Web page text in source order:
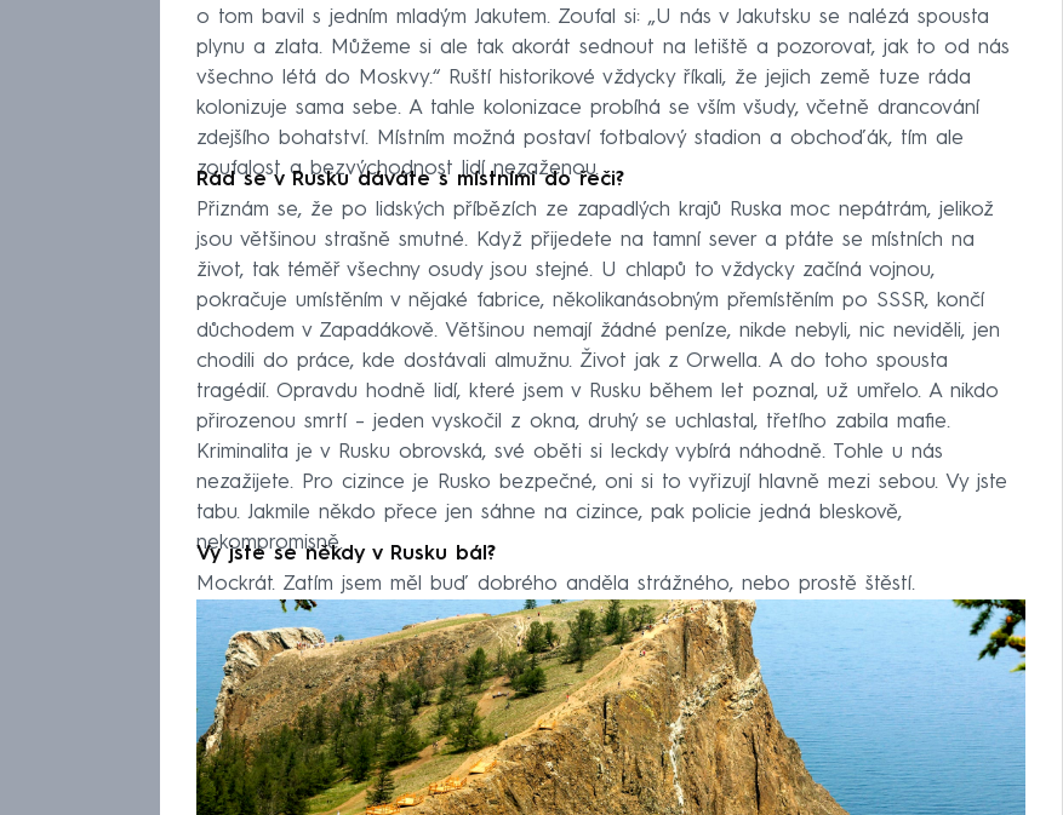
o tom bavil s jedním mladým Jakutem. Zoufal si: „U nás v Jakutsku se nalézá spousta
plynu a zlata. Můžeme si ale tak akorát sednout na letiště a pozorovat, jak to od nás
všechno létá do Moskvy.“ Ruští historikové vždycky říkali, že jejich země tuze ráda
kolonizuje sama sebe. A tahle kolonizace probíhá se vším všudy, včetně drancování
zdejšího bohatství. Místním možná postaví fotbalový stadion a obchoďák, tím ale
zoufalost a bezvýchodnost lidí nezaženou.
Rád se v Rusku dáváte s místními do řeči?
Přiznám se, že po lidských příbězích ze zapadlých krajů Ruska moc nepátrám, jelikož
jsou většinou strašně smutné. Když přijedete na tamní sever a ptáte se místních na
život, tak téměř všechny osudy jsou stejné. U chlapů to vždycky začíná vojnou,
pokračuje umístěním v nějaké fabrice, několikanásobným přemístěním po SSSR, končí
důchodem v Zapadákově. Většinou nemají žádné peníze, nikde nebyli, nic neviděli, jen
chodili do práce, kde dostávali almužnu. Život jak z Orwella. A do toho spousta
tragédií. Opravdu hodně lidí, které jsem v Rusku během let poznal, už umřelo. A nikdo
přirozenou smrtí – jeden vyskočil z okna, druhý se uchlastal, třetího zabila mafie.
Kriminalita je v Rusku obrovská, své oběti si leckdy vybírá náhodně. Tohle u nás
nezažijete. Pro cizince je Rusko bezpečné, oni si to vyřizují hlavně mezi sebou. Vy jste
tabu. Jakmile někdo přece jen sáhne na cizince, pak policie jedná bleskově,
nekompromisně.
Vy jste se někdy v Rusku bál?
Mockrát. Zatím jsem měl buď dobrého anděla strážného, nebo prostě štěstí.